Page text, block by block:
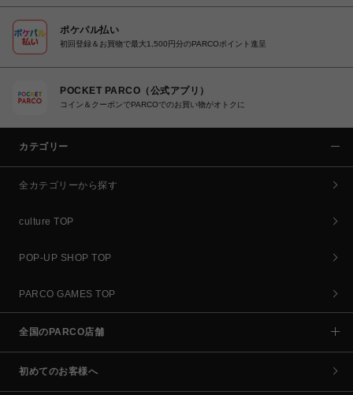
ポケパル払い
初回登録＆お買物で最大1,500円分のPARCOポイント進呈
POCKET PARCO（公式アプリ）
コイン＆クーポンでPARCOでのお買い物がオトクに
カテゴリー
全カテゴリーから探す
culture TOP
POP-UP SHOP TOP
PARCO GAMES TOP
全国のPARCO店舗
初めてのお客様へ